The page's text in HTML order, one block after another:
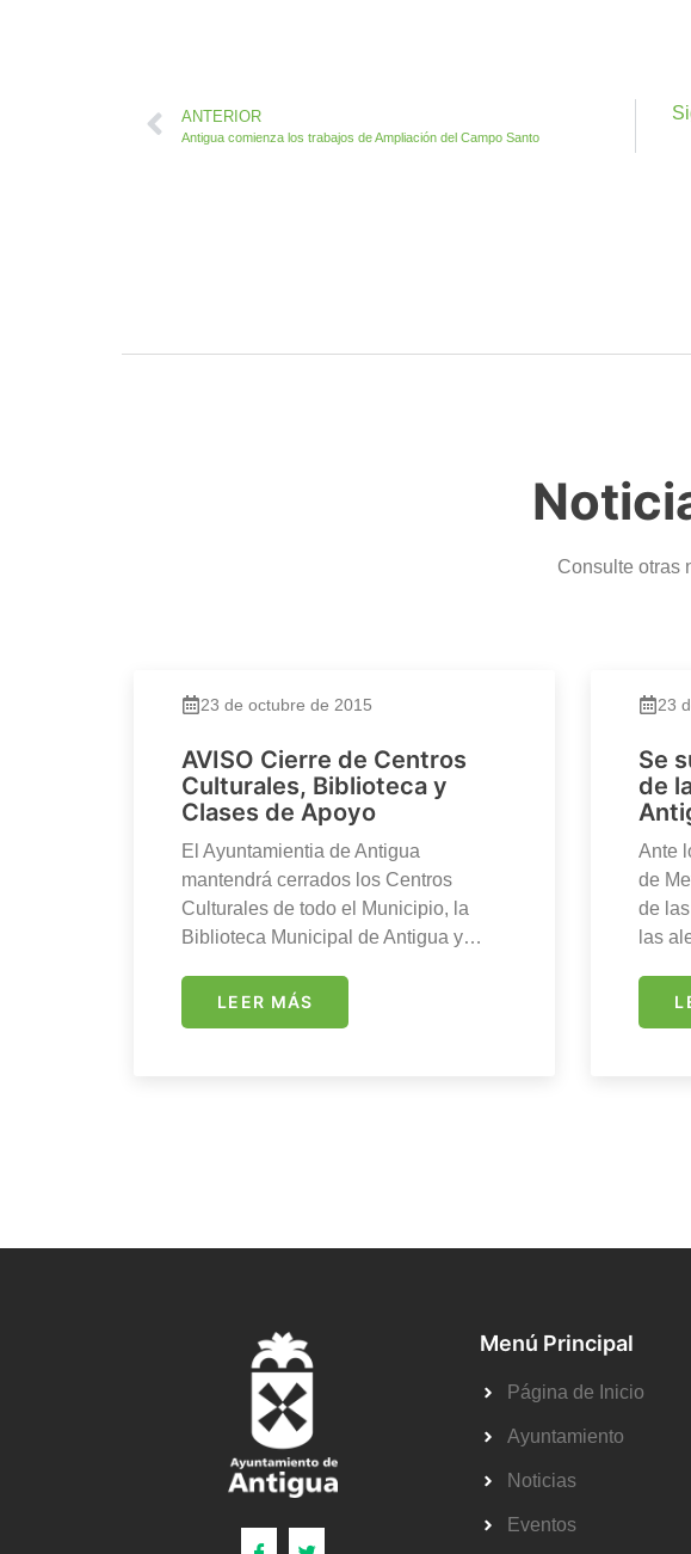
ANTERIOR
Antigua comienza los trabajos de Ampliación del Campo Santo
Consulte otras
23 de octubre de 2015
AVISO Cierre de Centros
Culturales, Biblioteca y
Clases de Apoyo
El Ayuntamientia de Antigua
mantendrá cerrados los Centros
Culturales de todo el Municipio, la
Biblioteca Municipal de Antigua y…
LEER MÁS
23
Se
de
Ante
de
de
las
Menú Principal
Página de Inicio
Ayuntamiento
Noticias
Eventos